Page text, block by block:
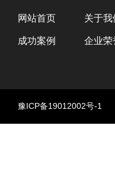
网站首页 关于我
成功案例 企业荣
豫ICP备19012002号-1